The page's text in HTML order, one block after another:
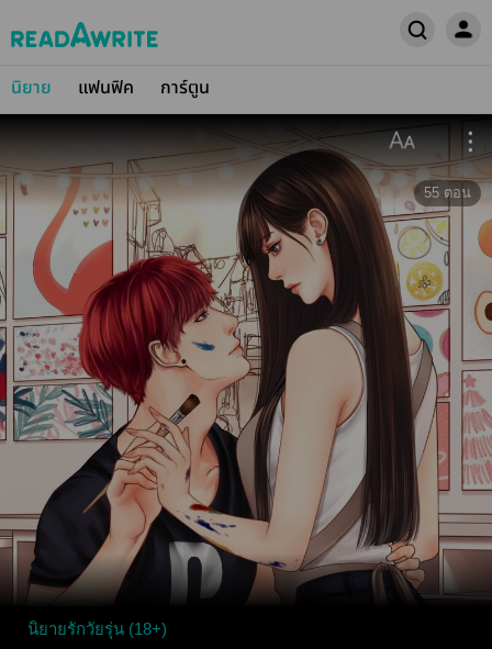
นิยาย แฟนฟิค การ์ตูน
55 ตอน
นิยายรักวัยรุ่น (18+)